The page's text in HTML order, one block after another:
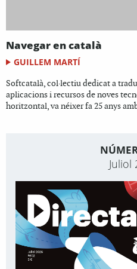
Navegar en català
GUILLEM MARTÍ
Softcatalà, col·lectiu dedicat a
aplicacions i recursos de noves
horitzontal, va néixer fa 25 anys
Juliol